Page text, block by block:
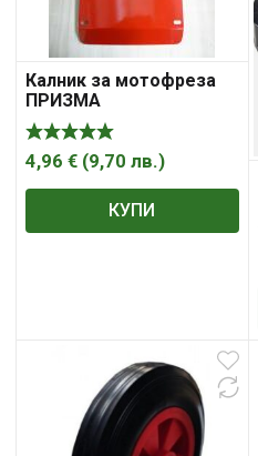
Калник за мотофреза
ПРИЗМА
4,96 € (9,70 лв.)
КУПИ